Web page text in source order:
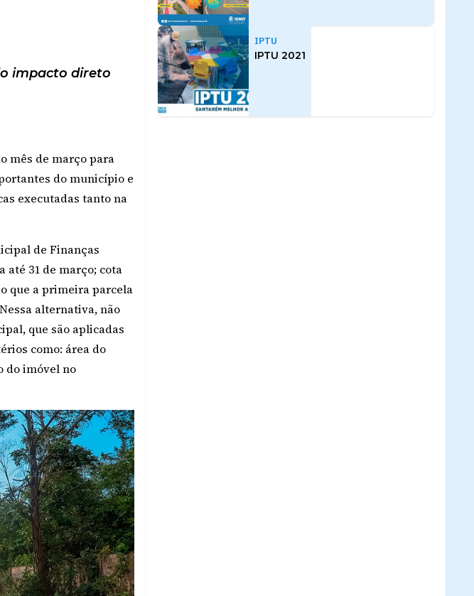
impacto direto
mês de março para
do município e
executadas tanto na
de Finanças
até 31 de março; cota
que a primeira parcela
alternativa, não
que são aplicadas
como: área do
do imóvel no
IPTU
IPTU 2021